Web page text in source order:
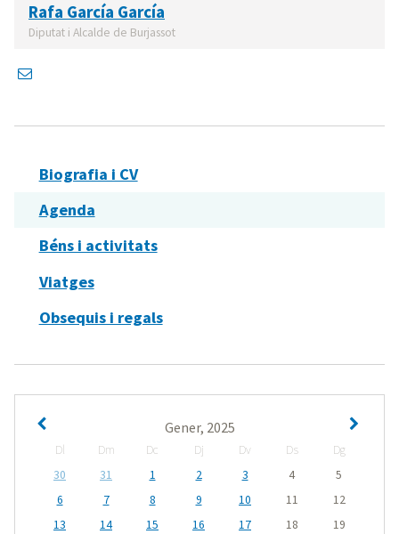
Rafa García García
Diputat i Alcalde de Burjassot
Biografia i CV
Agenda
Béns i activitats
Viatges
Obsequis i regals
Gener, 2025
Dl Dm Dc Dj Dv Ds
Dg
30
31 1 2 3 4
5
6
7 8 9 10 11
12
13
14 15 16 17 18
19